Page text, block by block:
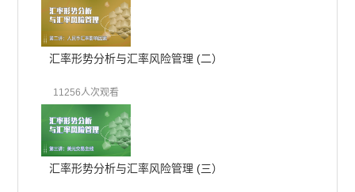
汇率形势分析与汇率风险管理 (二）
11256人次观看
汇率形势分析与汇率风险管理 (三）